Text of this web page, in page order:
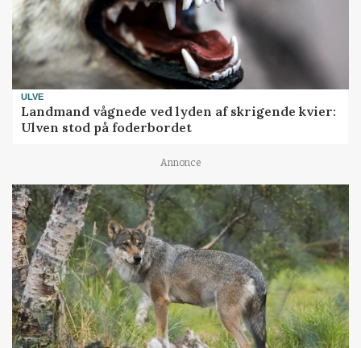
ULVE
Landmand vågnede ved lyden af skrigende kvier:
Ulven stod på foderbordet
Annonce